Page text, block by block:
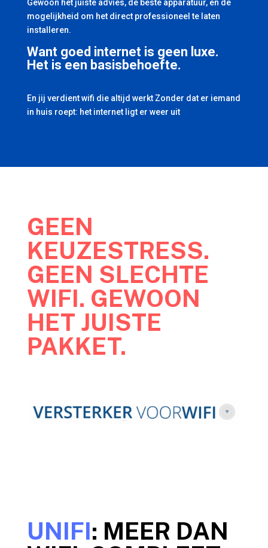
Gewoon het juiste advies, de beste apparatuur, en de
mogelijkheid om het direct professioneel te laten
installeren.
Want goed internet is geen luxe.
Het is een basisbehoefte.
En jij verdient wifi die altijd werkt Zonder dat er iemand
in huis roept: het internet ligt er weer uit
GEEN
KEUZESTRESS.
GEEN SLECHTE
WIFI. GEWOON
HET JUISTE
PAKKET.
UNIFI: MEER DAN